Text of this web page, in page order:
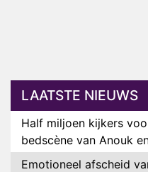
LAATSTE NIEUWS
Half miljoen kijkers
bedscène van Anouk
Emotioneel afscheid